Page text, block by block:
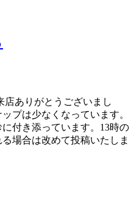
店ありがとうございまし
プは少なくなっています。
付き添っています。13時の
場合は改めて投稿いたしま